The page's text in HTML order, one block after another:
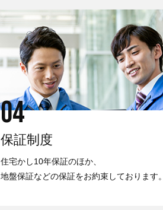
04
保証制度
住宅かし10年保証のほか、
地盤保証などの保証をお約束しております。